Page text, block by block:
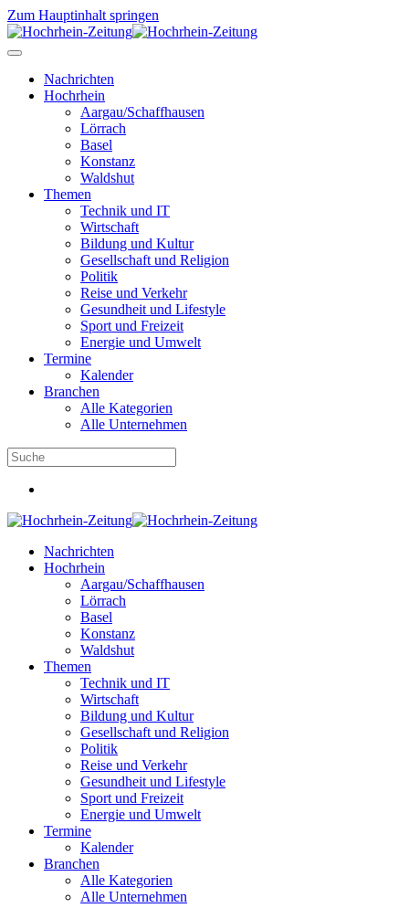
Zum Hauptinhalt springen
Nachrichten
Hochrhein
Aargau/Schaffhausen
Lörrach
Basel
Konstanz
Waldshut
Themen
Technik und IT
Wirtschaft
Bildung und Kultur
Gesellschaft und Religion
Politik
Reise und Verkehr
Gesundheit und Lifestyle
Sport und Freizeit
Energie und Umwelt
Termine
Kalender
Branchen
Alle Kategorien
Alle Unternehmen
Nachrichten
Hochrhein
Aargau/Schaffhausen
Lörrach
Basel
Konstanz
Waldshut
Themen
Technik und IT
Wirtschaft
Bildung und Kultur
Gesellschaft und Religion
Politik
Reise und Verkehr
Gesundheit und Lifestyle
Sport und Freizeit
Energie und Umwelt
Termine
Kalender
Branchen
Alle Kategorien
Alle Unternehmen